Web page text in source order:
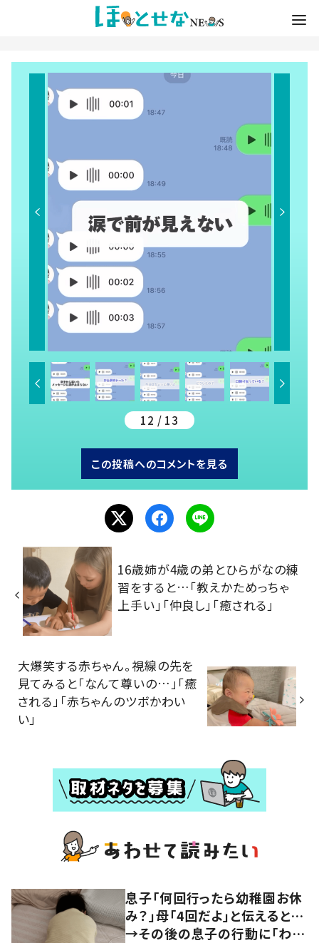
12 / 13
この投稿へのコメントを見る
16歳姉が4歳の弟とひらがなの練
習をすると…「教えかためっちゃ
上手い」「仲良し」「癒される」
大爆笑する赤ちゃん。視線の先を
見てみると「なんて尊いの…」「癒
される」「赤ちゃんのツボかわい
い」
息子「何回行ったら幼稚園お休
み？」母「4回だよ」と伝えると…
→その後の息子の行動に「わか